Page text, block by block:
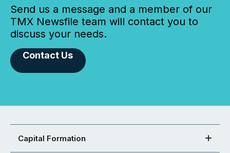
Send us a message and a member of our
TMX Newsfile team will contact you to
discuss your needs.
Contact Us
Capital Formation